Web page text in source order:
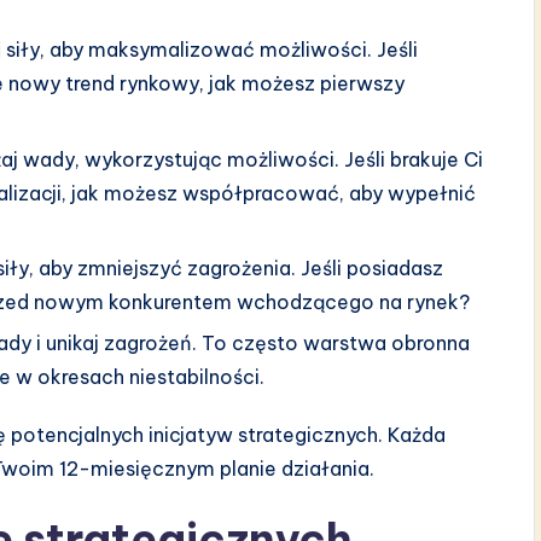
aby maksymalizować możliwości. Jeśli
trend rynkowy, jak możesz pierwszy
wady, wykorzystując możliwości. Jeśli brakuje Ci
jak możesz współpracować, aby wypełnić
aby zmniejszyć zagrożenia. Jeśli posiadasz
nowym konkurentem wchodzącego na rynek?
i unikaj zagrożeń. To często warstwa obronna
w okresach niestabilności.
inicjatyw strategicznych. Każda
12-miesięcznym planie działania.